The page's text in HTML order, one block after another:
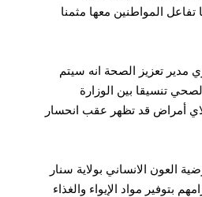
تفاعل المواطنين معها مثمنا
مدير تعزيز الصحة انه سيتم
تنسيقا بين الوزارة
أمراض قد تظهر عقب انحسار
العون الانساني بولاية سنار
بتوفير مواد الإيواء والغذاء